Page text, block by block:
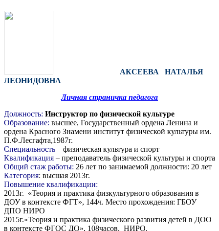
АКСЕЕВА НАТАЛЬЯ
ЛЕОНИДОВНА
Личная страничка педагога
Должность: Инструктор по физической культуре
Образование: высшее, Государственный ордена Ленина и
ордена Красного Знамени институт физической культуры им.
П.Ф.Лесгафта,1987г.
Специальность – физическая культура и спорт
Квалификация – преподаватель физической культуры и спорта
Общий стаж работы: 26 лет по занимаемой должности: 20 лет
Категория: высшая 2013г.
Повышение квалификации:
2013г. «Теория и практика физкультурного образования в
ДОУ в контексте ФГТ», 144ч. Место прохождения: ГБОУ
ДПО НИРО
2015г.«Теория и практика физического развития детей в ДОО
в контексте ФГОС ДО», 108часов. НИРО.